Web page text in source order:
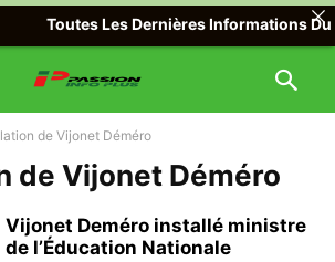
de Vijonet Déméro
de Vijonet Déméro
Vijonet Deméro installé ministre
de l’Éducation Nationale
Toutes Les Dernières Informations